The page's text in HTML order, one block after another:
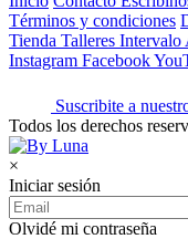
Términos y condiciones
Tienda Talleres Intervalo
Instagram Facebook
Suscribite a
Todos los derechos
×
Iniciar sesión
Olvidé mi contraseña